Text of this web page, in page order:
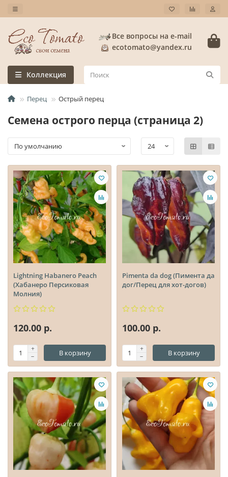
Все вопросы на e-mail
ecotomato@yandex.ru
Коллекция
Перец Острый перец
Семена острого перца (страница 2)
Lightning Habanero Peach
(Хабанеро Персиковая
Молния)
120.00 р.
В корзину
Pimenta da dog (Пимента да
дог/Перец для хот-догов)
100.00 р.
В корзину